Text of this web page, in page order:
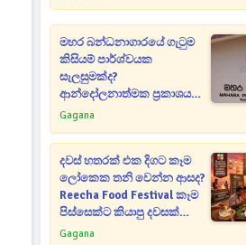
මහර බන්ධනාගාරයේ ගැටුම
කිසියම් පාර්ශ්වයක
සැලසුමක්ද?
ආන්දෝලනාත්මක ප්‍රකාශයක්
එළියට [VIDEO]
Gagana
දවස් හතරක් එක දිගට කෑම
ලෝකෙක තනි වෙන්න ආසද?
Reecha Food Festival කෑම
පිස්සෙක්ට කියාපු දවසක්
මෙන්න
Gagana